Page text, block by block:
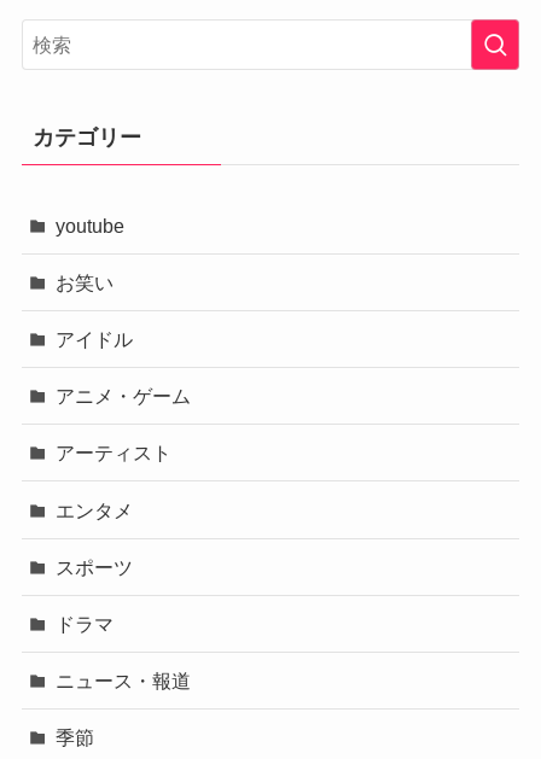
カテゴリー
youtube
お笑い
アイドル
アニメ・ゲーム
アーティスト
エンタメ
スポーツ
ドラマ
ニュース・報道
季節